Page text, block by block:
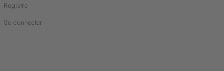
Registre
Se connecter